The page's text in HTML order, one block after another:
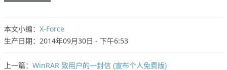
本文小编： X-Force
生产日期：2014年09月30日 - 下午6:53
上一篇： WinRAR 致用户的一封信 (宣布个人免费版)